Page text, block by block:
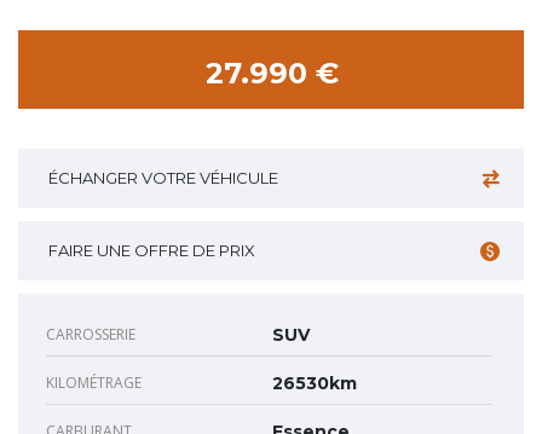
27.990 €
ÉCHANGER VOTRE VÉHICULE
FAIRE UNE OFFRE DE PRIX
CARROSSERIE SUV
KILOMÉTRAGE 26530km